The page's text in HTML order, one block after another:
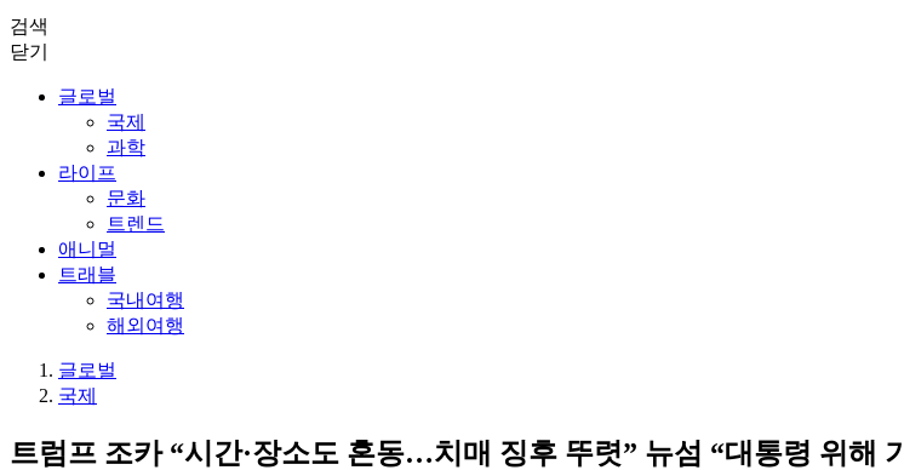
검색
닫기
글로벌
국제
과학
라이프
문화
트렌드
애니멀
트래블
국내여행
해외여행
글로벌
국제
트럼프 조카 “시간·장소도 혼동…치매 징후 뚜렷” 뉴섬 “대통령 위해